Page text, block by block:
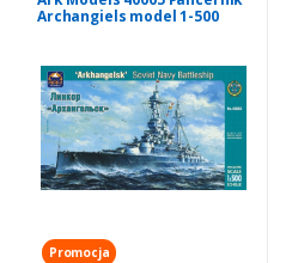
Archangiels model 1-500
Promocja